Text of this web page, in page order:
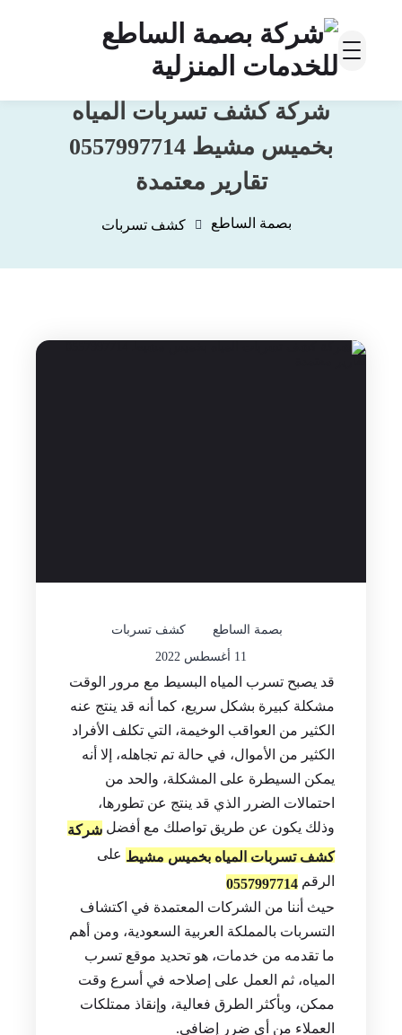
شركة كشف تسربات المياه
بخميس مشيط 0557997714
تقارير معتمدة
بصمة الساطع كشف تسربات
بصمة الساطع
كشف تسربات
11 أغسطس 2022
قد يصبح تسرب المياه البسيط مع مرور الوقت
مشكلة كبيرة بشكل سريع، كما أنه قد ينتج عنه
الكثير من العواقب الوخيمة، التي تكلف الأفراد
الكثير من الأموال، في حالة تم تجاهله، إلا أنه
يمكن السيطرة على المشكلة، والحد من
احتمالات الضرر الذي قد ينتج عن تطورها،
وذلك يكون عن طريق تواصلك مع أفضل شركة
كشف تسربات المياه بخميس مشيط على
الرقم 0557997714
حيث أننا من الشركات المعتمدة في اكتشاف
التسربات بالمملكة العربية السعودية، ومن أهم
ما تقدمه من خدمات، هو تحديد موقع تسرب
المياه، ثم العمل على إصلاحه في أسرع وقت
ممكن، وبأكثر الطرق فعالية، وإنقاذ ممتلكات
العملاء من أي ضرر إضافي.